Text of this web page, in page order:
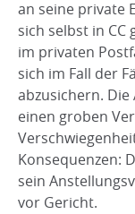
an seine private
sich selbst in CC
im privaten
sich im Fall der
abzusichern.
einen groben
Konsequenzen:
sein
vor Gericht.